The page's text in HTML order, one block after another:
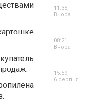
11:35,
Вчора
08:21,
Вчора
15:59,
6 серпня